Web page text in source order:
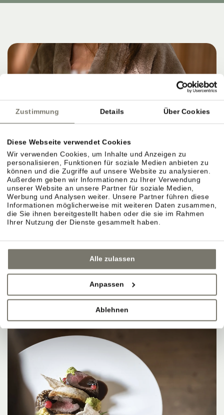
Zustimmung Details Über Cookies
Diese Webseite verwendet Cookies
Wir verwenden Cookies, um Inhalte und Anzeigen zu
personalisieren, Funktionen für soziale Medien anbieten zu
können und die Zugriffe auf unsere Website zu analysieren.
Außerdem geben wir Informationen zu Ihrer Verwendung
unserer Website an unsere Partner für soziale Medien,
Werbung und Analysen weiter. Unsere Partner führen diese
Informationen möglicherweise mit weiteren Daten zusammen,
die Sie ihnen bereitgestellt haben oder die sie im Rahmen
Ihrer Nutzung der Dienste gesammelt haben.
Alle zulassen
Anpassen
Ablehnen